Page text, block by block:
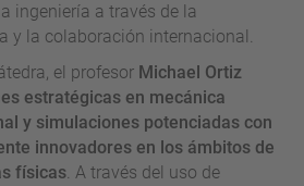
ingeniería a través de la
y la colaboración internacional.
el profesor Michael Ortiz
estratégicas en mecánica
y simulaciones potenciadas con
innovadores en los ámbitos de
físicas. A través del uso de